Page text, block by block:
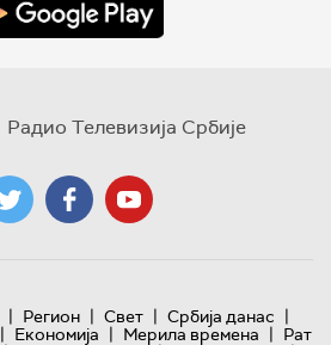
Радио Телевизија Србије
| Регион | Свет | Србија данас |
| Економија | Мерила времена | Рат